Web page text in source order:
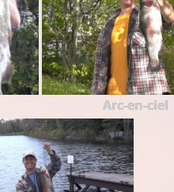
Arc-en-ciel